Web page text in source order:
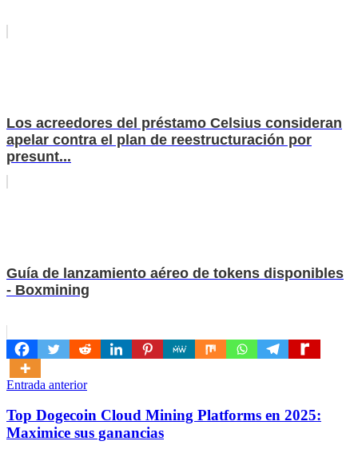
Los acreedores del préstamo Celsius consideran
apelar contra el plan de reestructuración por
presunt...
Guía de lanzamiento aéreo de tokens disponibles
- Boxmining
Navegación
de
entradas
Entrada anterior
Top Dogecoin Cloud Mining Platforms en 2025:
Maximice sus ganancias